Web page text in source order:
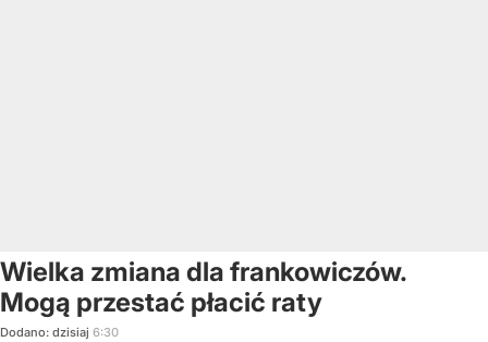
Wielka zmiana dla frankowiczów.
Mogą przestać płacić raty
Dodano: dzisiaj 6:30